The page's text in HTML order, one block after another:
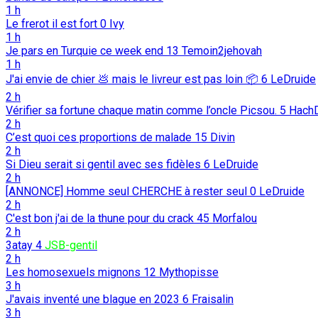
1 h
Le frerot il est fort 0 Ivy
1 h
Je pars en Turquie ce week end 13 Temoin2jehovah
1 h
J'ai envie de chier 💩️ mais le livreur est pas loin 📦️ 6 LeDruide
2 h
Vérifier sa fortune chaque matin comme l’oncle Picsou. 5
2 h
C’est quoi ces proportions de malade 15 Divin
2 h
Si Dieu serait si gentil avec ses fidèles 6 LeDruide
2 h
[ANNONCE] Homme seul CHERCHE à rester seul 0 LeDruide
2 h
C'est bon j'ai de la thune pour du crack 45 Morfalou
2 h
3atay 4 JSB-gentil
2 h
Les homosexuels mignons 12 Mythopisse
3 h
J'avais inventé une blague en 2023 6 Fraisalin
3 h